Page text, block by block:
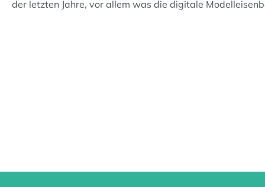
der letzten Jahre, vor allem was die digitale